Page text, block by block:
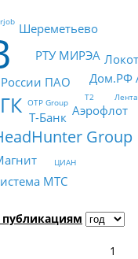
Group
ПАО
Т-Банк Аэрофлот
Дом.РФ
РТУ МИРЭА
МТС
Шереметьево
Лента
OTP Group
ЦИАН
Т2
1